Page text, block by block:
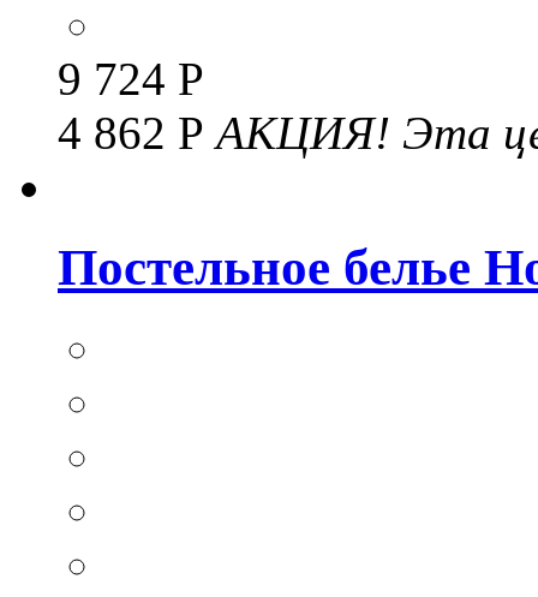
9 724 Р
4 862 РАКЦИЯ! Эта
Постельное белье